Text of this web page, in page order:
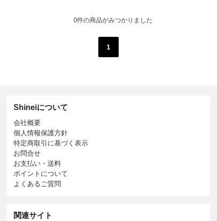
0件の商品がみつかりました
1
Shineiについて
会社概要
個人情報保護方針
特定商取引に基づく表示
お問合せ
お支払い・送料
ポイントについて
よくあるご質問
関連サイト